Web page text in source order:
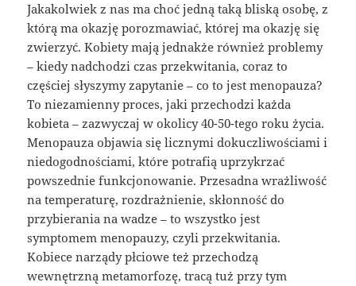
Jakakolwiek z nas ma choć jedną taką bliską osobę, z
którą ma okazję porozmawiać, której ma okazję się
zwierzyć. Kobiety mają jednakże również problemy
– kiedy nadchodzi czas przekwitania, coraz to
częściej słyszymy zapytanie – co to jest menopauza?
To niezamienny proces, jaki przechodzi każda
kobieta – zazwyczaj w okolicy 40-50-tego roku życia.
Menopauza objawia się licznymi dokuczliwościami i
niedogodnościami, które potrafią uprzykrzać
powszednie funkcjonowanie. Przesadna wrażliwość
na temperaturę, rozdrażnienie, skłonność do
przybierania na wadze – to wszystko jest
symptomem menopauzy, czyli przekwitania.
Kobiece narządy płciowe też przechodzą
wewnętrzną metamorfozę, tracą tuż przy tym